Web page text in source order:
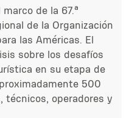
de la 67.ª
de la Organización
las Américas. El
sobre los desafíos
en su etapa de
500
técnicos, operadores y